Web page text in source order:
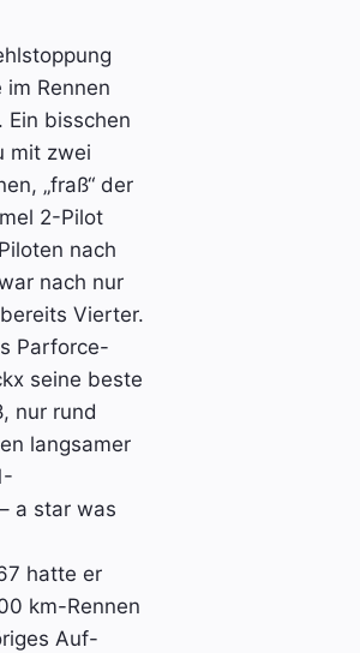
Rennen
bisschen
mit zwei
„fraß“ der
2-Pilot
nach
nach nur
Vierter.
Parforce-
seine beste
nur rund
langsamer
a star was
hatte er
km-Rennen
Auf-